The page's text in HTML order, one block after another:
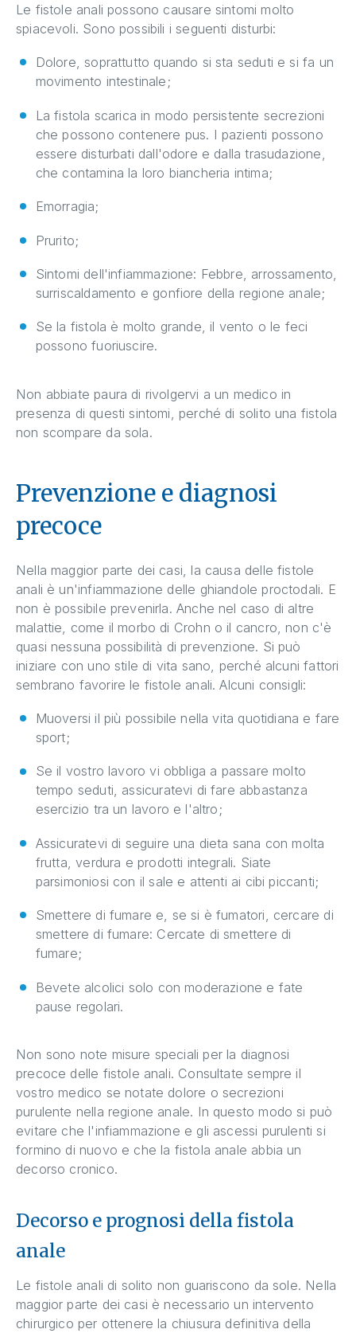
Le fistole anali possono causare sintomi molto
spiacevoli. Sono possibili i seguenti disturbi:
Dolore, soprattutto quando si sta seduti e si fa un
movimento intestinale;
La fistola scarica in modo persistente secrezioni
che possono contenere pus. I pazienti possono
essere disturbati dall'odore e dalla trasudazione,
che contamina la loro biancheria intima;
Emorragia;
Prurito;
Sintomi dell'infiammazione: Febbre, arrossamento,
surriscaldamento e gonfiore della regione anale;
Se la fistola è molto grande, il vento o le feci
possono fuoriuscire.
Non abbiate paura di rivolgervi a un medico in
presenza di questi sintomi, perché di solito una fistola
non scompare da sola.
Prevenzione e diagnosi
precoce
Nella maggior parte dei casi, la causa delle fistole
anali è un'infiammazione delle ghiandole proctodali. E
non è possibile prevenirla. Anche nel caso di altre
malattie, come il morbo di Crohn o il cancro, non c'è
quasi nessuna possibilità di prevenzione. Si può
iniziare con uno stile di vita sano, perché alcuni fattori
sembrano favorire le fistole anali. Alcuni consigli:
Muoversi il più possibile nella vita quotidiana e fare
sport;
Se il vostro lavoro vi obbliga a passare molto
tempo seduti, assicuratevi di fare abbastanza
esercizio tra un lavoro e l'altro;
Assicuratevi di seguire una dieta sana con molta
frutta, verdura e prodotti integrali. Siate
parsimoniosi con il sale e attenti ai cibi piccanti;
Smettere di fumare e, se si è fumatori, cercare di
smettere di fumare: Cercate di smettere di
fumare;
Bevete alcolici solo con moderazione e fate
pause regolari.
Non sono note misure speciali per la diagnosi
precoce delle fistole anali. Consultate sempre il
vostro medico se notate dolore o secrezioni
purulente nella regione anale. In questo modo si può
evitare che l'infiammazione e gli ascessi purulenti si
formino di nuovo e che la fistola anale abbia un
decorso cronico.
Decorso e prognosi della fistola
anale
Le fistole anali di solito non guariscono da sole. Nella
maggior parte dei casi è necessario un intervento
chirurgico per ottenere la chiusura definitiva della